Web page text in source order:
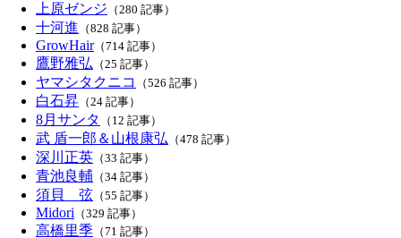
上原ゼンジ （280 記事）
十河進 （828 記事）
GrowHair（714 記事）
鷹野雅弘 （25 記事）
ヤマシタクニコ （526 記事）
白石昇 （24 記事）
8月サンタ （12 記事）
武 盾一郎＆山根康弘 （478 記事）
深川正英 （33 記事）
青池良輔 （34 記事）
須貝 弦 （55 記事）
Midori （329 記事）
高橋里季 （71 記事）